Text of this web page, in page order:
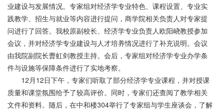
业建设与发展情况。专家组对经济学专业特色、课程设置、专业实
践教学、招生与就业等内容进行提问，商学院相关负责人对专家提
问进行了回答。我校原副校长、经济学专业负责人欧阳峣教授参加
会议，并对经济学专业建设与人才培养情况进行了补充说明。会议
由我院副院长曹虹剑教授主持。会后，专家组对经济学专业办学条
件与设施等保障条件进行了实地考察。
12月12日下午，专家们听取了部分经济学专业课程，并对授课
质量和课堂氛围给予了较高评价。同时，专家们还查阅了教学相关
文件和资料。随后，在中和楼304举行了专家组与学生座谈会，了解